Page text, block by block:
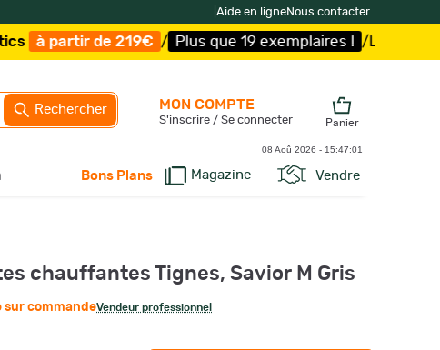
Aide en ligneNous contacter
/ Plus que 19 exemplaires ! /Livraison offerte et
Rechercher
Bons Plans Magazine Vendre
MON COMPTE
S'inscrire / Se connecter Panier
08 Aoû 2026 - 15:47:02
chauffantes Tignes, Savior M Gris
sur commandeVendeur professionnel